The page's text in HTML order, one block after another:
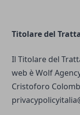
Titolare del
Il Titolare del
web è Wolf
Cristoforo